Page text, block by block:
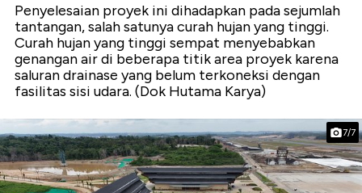
Penyelesaian proyek ini dihadapkan pada sejumlah
tantangan, salah satunya curah hujan yang tinggi.
Curah hujan yang tinggi sempat menyebabkan
genangan air di beberapa titik area proyek karena
saluran drainase yang belum terkoneksi dengan
fasilitas sisi udara. (Dok Hutama Karya)
7/7